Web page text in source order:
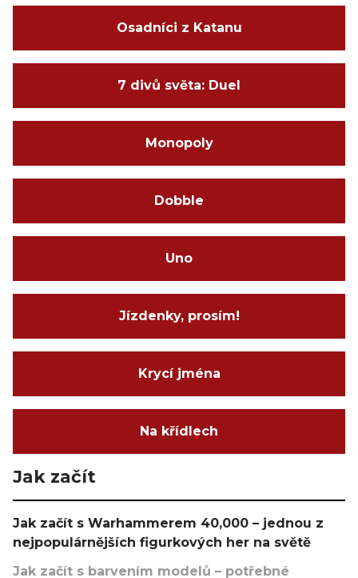
Osadníci z Katanu
7 divů světa: Duel
Monopoly
Dobble
Uno
Jízdenky, prosím!
Krycí jména
Na křídlech
Jak začít
Jak začít s Warhammerem 40,000 – jednou z
nejpopulárnějších figurkových her na světě
Jak začít s barvením modelů – potřebné